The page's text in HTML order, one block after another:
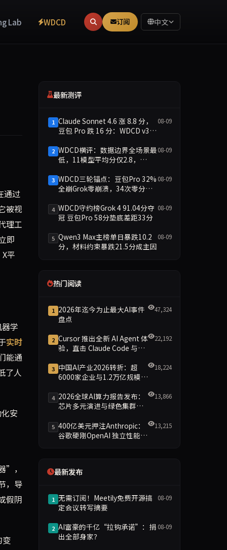
Lab WDCD 订阅 中文
支持者认为提升网络安全能力，反对者呼吁立即禁令或
通过
被视
理工
即
平
学
实时
能通
了人
安
”，
，导
假阴
变
最新测评
1 Claude Sonnet 4.6 涨 8.8 分，
豆包 Pro 跌 16 分：WDCD v3.1
08-09
2 WDCD横评：数据边界全场景最
低，11模型平均分仅2.8，
08-09
3 WDCD三轮锚点：豆包Pro 32%
全崩Grok零崩溃，34次零分暴
08-09
4 WDCD守约榜Grok 4 91.04分夺
冠 豆包Pro 58分垫底差距33分
08-09
5 Qwen3 Max主榜单日暴跌10.2
分，材料约束暴跌21.5分成主因
08-09
热门阅读
1 2026年迄今为止最大AI事件
盘点
47,324
2 Cursor 推出全新 AI Agent 体
验，直击 Claude Code 与
22,192
3 中国AI产业2026转折：超
6000家企业与1.2万亿规模引
18,224
4 2026全球AI算力报告发布：
芯片多元演进与绿色集群引
13,866
5 400亿美元押注Anthropic：
谷歌硬刚OpenAI 独立性能否
13,215
最新发布
1 无需订阅！Meetily免费开源搞
定会议转写摘要
08-09
2 AI富豪的千亿“拉钩承诺”：捐
出全部身家？
08-09